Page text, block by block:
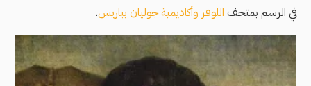
في الرسم بمتحف اللوفر وأكاديمية جوليان بباريس.